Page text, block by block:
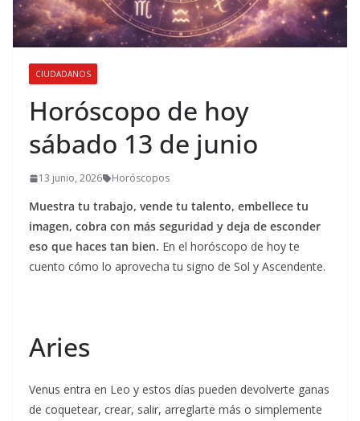
CIUDADANOS
Horóscopo de hoy
sábado 13 de junio
13 junio, 2026 Horóscopos
Muestra tu trabajo, vende tu talento, embellece tu
imagen, cobra con más seguridad y deja de esconder
eso que haces tan bien. En el horóscopo de hoy te
cuento cómo lo aprovecha tu signo de Sol y Ascendente.
Aries
Venus entra en Leo y estos días pueden devolverte ganas
de coquetear, crear, salir, arreglarte más o simplemente